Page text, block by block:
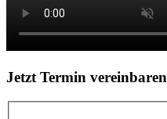
Jetzt Termin vereinbaren